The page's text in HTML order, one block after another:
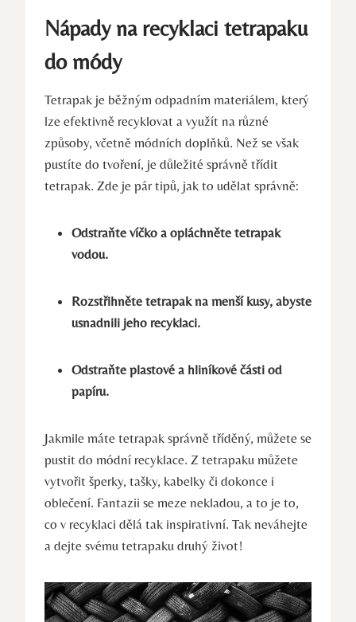
Nápady na recyklaci tetrapaku
do módy
Tetrapak je běžným odpadním materiálem, který
lze efektivně recyklovat a využít na různé
způsoby, včetně módních doplňků. Než se však
pustíte do tvoření, je důležité správně třídit
tetrapak. Zde je pár tipů, jak to udělat správně:
Odstraňte víčko a opláchněte tetrapak
vodou.
Rozstřihněte tetrapak na menší kusy, abyste
usnadnili jeho recyklaci.
Odstraňte plastové a hliníkové části od
papíru.
Jakmile máte tetrapak správně tříděný, můžete se
pustit do módní recyklace. Z tetrapaku můžete
vytvořit šperky, tašky, kabelky či dokonce i
oblečení. Fantazii se meze nekladou, a to je to,
co v recyklaci dělá tak inspirativní. Tak neváhejte
a dejte svému tetrapaku druhý život!